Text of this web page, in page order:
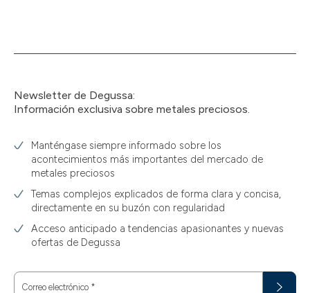
Newsletter de Degussa:
Información exclusiva sobre metales preciosos.
Manténgase siempre informado sobre los
acontecimientos más importantes del mercado de
metales preciosos
Temas complejos explicados de forma clara y concisa,
directamente en su buzón con regularidad
Acceso anticipado a tendencias apasionantes y nuevas
ofertas de Degussa
Correo electrónico *